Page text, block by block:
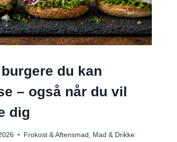
du kan
– også når du vil
dig
Frokost & Aftensmad Mad & Drikke